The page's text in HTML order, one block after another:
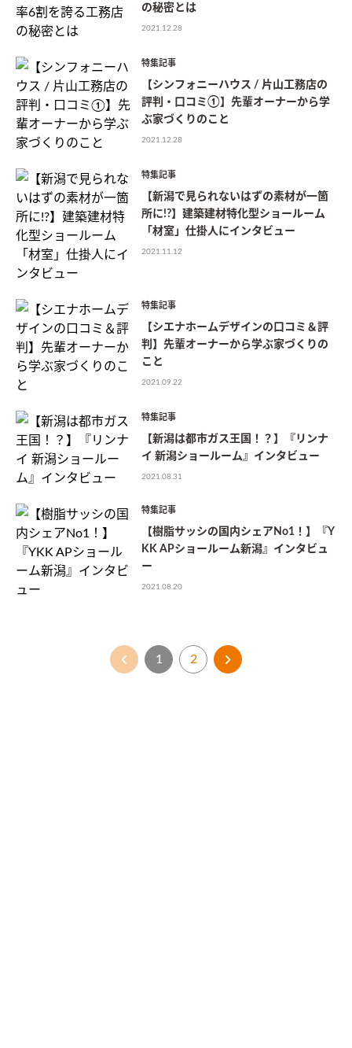
の秘密とは
2021.12.28
特集記事
【シンフォニーハウス / 片山工務店の
評判・口コミ①】先輩オーナーから学
ぶ家づくりのこと
2021.12.28
特集記事
【新潟で見られないはずの素材が一箇
所に!?】建築建材特化型ショールーム
「材室」仕掛人にインタビュー
2021.11.12
特集記事
【シエナホームデザインの口コミ＆評
判】先輩オーナーから学ぶ家づくりの
こと
2021.09.22
特集記事
【新潟は都市ガス王国！？】『リンナ
イ 新潟ショールーム』インタビュー
2021.08.31
特集記事
【樹脂サッシの国内シェアNo1！】『Y
KK APショールーム新潟』インタビュ
ー
2021.08.20
1 2